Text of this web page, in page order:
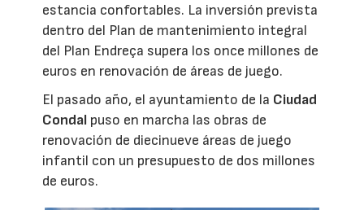
estancia confortables. La inversión prevista
dentro del Plan de mantenimiento integral
del Plan Endreça supera los once millones de
euros en renovación de áreas de juego.
El pasado año, el ayuntamiento de la Ciudad
Condal puso en marcha las obras de
renovación de diecinueve áreas de juego
infantil con un presupuesto de dos millones
de euros.